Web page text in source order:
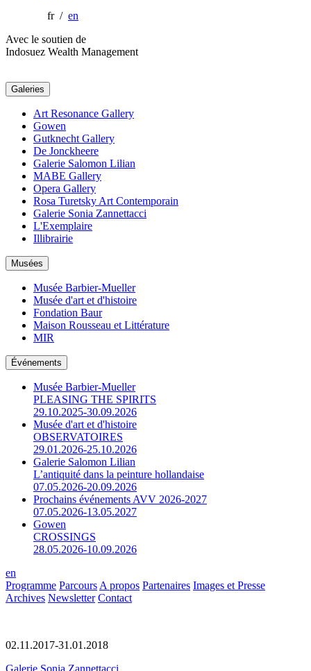
fr / en
Avec le soutien de
Indosuez Wealth Management
Galeries
Art Resonance Gallery
Gowen
Gutknecht Gallery
De Jonckheere
Galerie Salomon Lilian
MABE Gallery
Opera Gallery
Rosa Turetsky Art Contemporain
Galerie Sonia Zannettacci
L'Exemplaire
Illibrairie
Musées
Musée Barbier-Mueller
Musée d'art et d'histoire
Fondation Baur
Maison Rousseau et Littérature
MIR
Événements
Musée Barbier-Mueller
PLEASING THE SPIRITS
29.10.2025-30.09.2026
Musée d'art et d'histoire
OBSERVATOIRES
29.01.2026-25.10.2026
Galerie Salomon Lilian
L’antiquité dans la peinture hollandaise
07.05.2026-20.09.2026
Prochains événements AVV 2026-2027
07.05.2026-13.05.2027
Gowen
CROSSINGS
28.05.2026-10.09.2026
en
Programme Parcours A propos Partenaires Images et Presse
Archives Newsletter Contact
02.11.2017-31.01.2018
Galerie Sonia Zannettacci